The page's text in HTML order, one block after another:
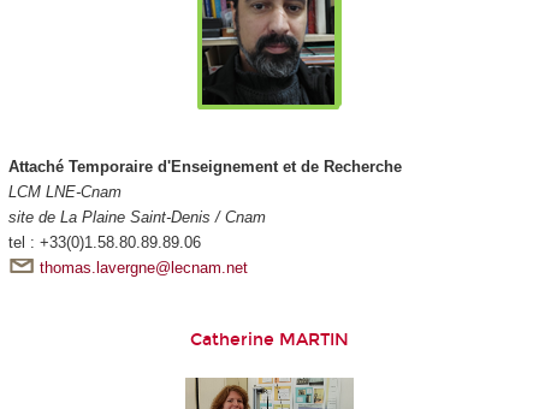
Attaché Temporaire d'Enseignement et de Recherche
LCM LNE-Cnam
site de La Plaine Saint-Denis / Cnam
tel : +33(0)1.58.80.89.89.06
thomas.lavergne@lecnam.net
Catherine MARTIN